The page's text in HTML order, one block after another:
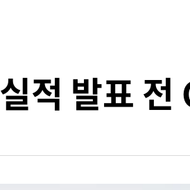
실적 발표